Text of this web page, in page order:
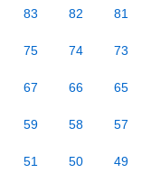
83 82 81
75 74 73
67 66 65
59 58 57
51 50 49